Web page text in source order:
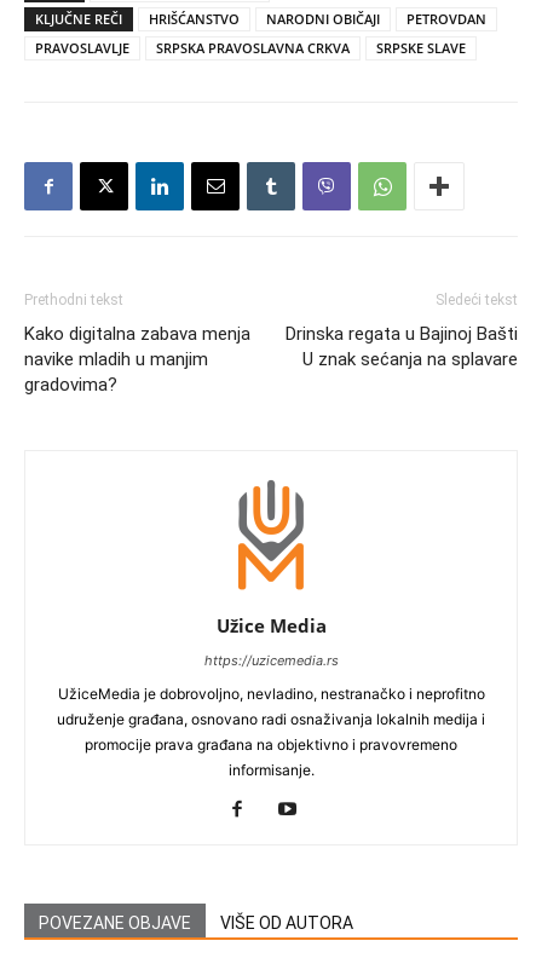
KLJUČNE REČI
HRIŠĆANSTVO NARODNI OBIČAJI
PETROVDAN
PRAVOSLAVLJE
SRPSKA PRAVOSLAVNA CRKVA SRPSKE SLAVE
Prethodni tekst
Kako digitalna zabava menja
navike mladih u manjim
gradovima?
Sledeći tekst
Drinska regata u Bajinoj Bašti
U znak sećanja na splavare
Užice Media
https://uzicemedia.rs
UžiceMedia je dobrovoljno, nevladino, nestranačko i neprofitno
udruženje građana, osnovano radi osnaživanja lokalnih medija i
promocije prava građana na objektivno i pravovremeno
informisanje.
POVEZANE OBJAVE VIŠE OD AUTORA